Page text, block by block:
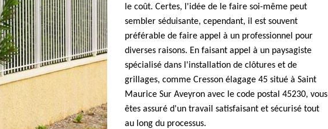
le coût. Certes, l'idée de le faire soi-même peut
sembler séduisante, cependant, il est souvent
préférable de faire appel à un professionnel pour
diverses raisons. En faisant appel à un paysagiste
spécialisé dans l'installation de clôtures et de
grillages, comme Cresson élagage 45 situé à Saint
Maurice Sur Aveyron avec le code postal 45230, vous
êtes assuré d'un travail satisfaisant et sécurisé tout
au long du processus.